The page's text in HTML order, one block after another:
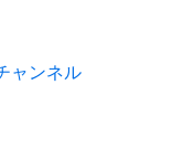
ャンネル